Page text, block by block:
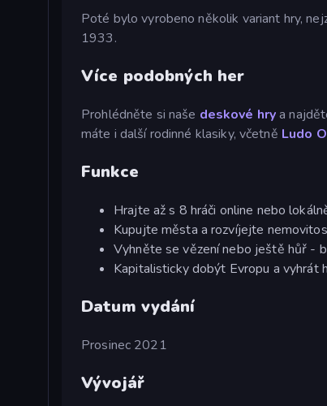
Poté bylo vyrobeno několik variant hry,
1933.
Více podobných her
Prohlédněte si naše deskové hrya
máte i další rodinné klasiky, včetně Ludo
Funkce
Hrajte až s 8 hráči online nebo
Kupujte města a rozvíjejte
Vyhněte se vězení nebo ještě hůř -
Kapitalisticky dobýt Evropu a vyhrát
Datum vydání
Prosinec 2021
Vývojář